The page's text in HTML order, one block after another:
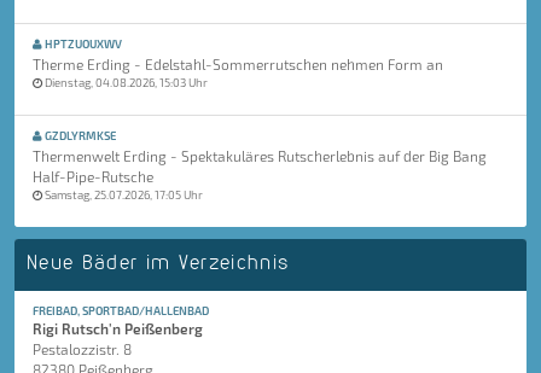
HPTZUOUXWV
Therme Erding - Edelstahl-Sommerrutschen nehmen Form an
Dienstag, 04.08.2026, 15:03 Uhr
GZDLYRMKSE
Thermenwelt Erding - Spektakuläres Rutscherlebnis auf der Big Bang
Half-Pipe-Rutsche
Samstag, 25.07.2026, 17:05 Uhr
Neue Bäder im Verzeichnis
FREIBAD, SPORTBAD/HALLENBAD
Rigi Rutsch'n Peißenberg
Pestalozzistr. 8